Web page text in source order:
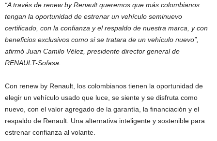
“A través de renew by Renault queremos que más colombianos
tengan la oportunidad de estrenar un vehículo seminuevo
certificado, con la confianza y el respaldo de nuestra marca, y con
beneficios exclusivos como si se tratara de un vehículo nuevo”,
afirmó Juan Camilo Vélez, presidente director general de
RENAULT-Sofasa.
Con renew by Renault, los colombianos tienen la oportunidad de
elegir un vehículo usado que luce, se siente y se disfruta como
nuevo, con el valor agregado de la garantía, la financiación y el
respaldo de Renault. Una alternativa inteligente y sostenible para
estrenar confianza al volante.